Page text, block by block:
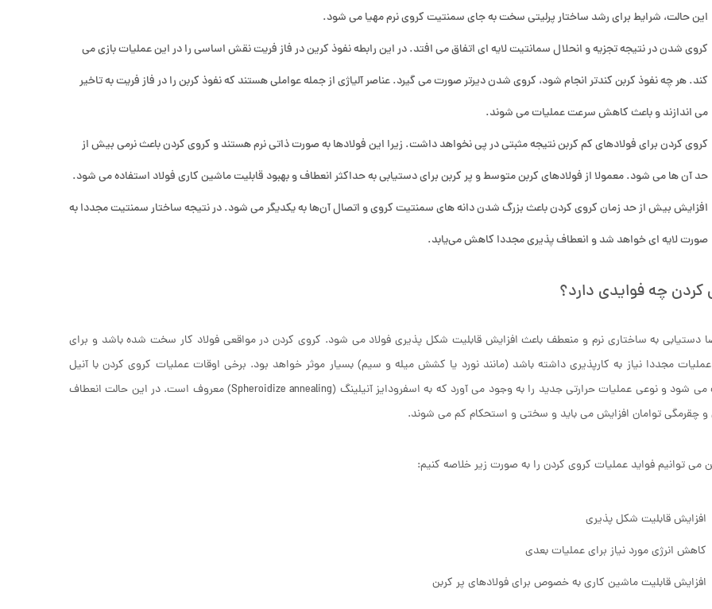
این حالت، شرایط برای رشد ساختار پرلیتی سخت به جای سمنتیت کروی نرم مهیا می شود.
کروی شدن در نتیجه تجزیه و انحلال سمانتیت لایه ای اتفاق می افتد. در این رابطه نفوذ کرین در فاز فریت نقش اساسی را در این عملیات بازی می
کند. هر چه نفوذ کربن کندتر انجام شود، کروی شدن دیرتر صورت می گیرد. عناصر آلیاژی از جمله عواملی هستند که نفوذ کربن را در فاز فریت به تاخیر
می اندازند و باعث کاهش سرعت عملیات می شوند.
کروی کردن برای فولادهای کم کربن نتیجه مثبتی در پی نخواهد داشت. زیرا این فولادها به صورت ذاتی نرم هستند و کروی کردن باعث نرمی بیش از
حد آن ها می شود. معمولا از فولادهای کربن متوسط و پر کربن برای دستیابی به حداکثر انعطاف و بهبود قابلیت ماشین کاری فولاد استفاده می شود.
افزایش بیش از حد زمان کروی کردن باعث بزرگ شدن دانه های سمنتیت کروی و اتصال آن‌ها به یکدیگر می شود. در نتیجه ساختار سمنتیت مجددا به
صورت لایه ای خواهد شد و انعطاف پذیری مجددا کاهش می‌یابد.
کردن چه فوایدی دارد؟
دستیابی به ساختاری نرم و منعطف باعث افزایش قابلیت شکل پذیری فولاد می شود. کروی کردن در مواقعی فولاد کار سخت شده باشد و برای
عملیات مجددا نیاز به کارپذیری داشته باشد (مانند نورد یا کشش میله و سیم) بسیار موثر خواهد بود. برخی اوقات عملیات کروی کردن با آنیل
ترکیب می شود و نوعی عملیات حرارتی جدید را به وجود می آورد که به اسفرودایز آنیلینگ (Spheroidize annealing) معروف است. در این حالت انعطاف
و چقرمگی توامان افزایش می باید و سختی و استحکام کم می شوند.
می توانیم فواید عملیات کروی کردن را به صورت زیر خلاصه کنیم:
افزایش قابلیت شکل پذیری
کاهش انرژی مورد نیاز برای عملیات بعدی
افزایش قابلیت ماشین کاری به خصوص برای فولادهای پر کربن